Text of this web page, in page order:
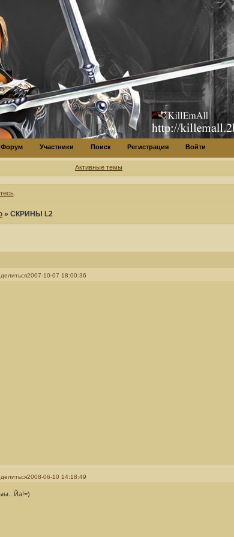
Форум Участники Поиск Регистрация Войти
Активные темы
.
»СКРИНЫ L2
2007-10-07 18:00:36
2008-06-10 14:18:49
Йа!=)